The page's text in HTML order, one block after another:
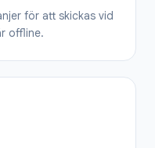
för att skickas vid
offline.